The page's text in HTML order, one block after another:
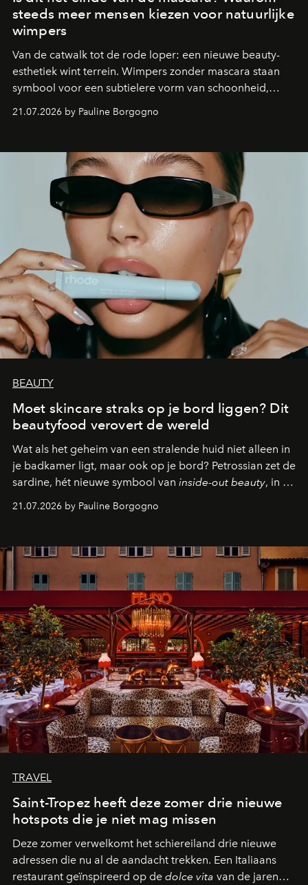
steeds meer mensen kiezen voor natuurlijke
wimpers
Van de catwalk tot de rode loper: een nieuwe beauty-
esthetiek wint terrein. Wimpers zonder mascara staan
symbool voor een subtielere vorm van schoonheid,
waarin zelfvertrouwen belangrijker is dan een overvloed
aan make-up.
21.07.2026 by Pauline Borgogno
BEAUTY
Moet skincare straks op je bord liggen? Dit
beautyfood verovert de wereld
Wat als het geheim van een stralende huid niet alleen in
je badkamer ligt, maar ook op je bord? Petrossian zet de
sardine, hét nieuwe symbool van inside-out beauty, in de
kijker met twee gastronomische creaties.
21.07.2026 by Pauline Borgogno
TRAVEL
Saint-Tropez heeft deze zomer drie nieuwe
hotspots die je niet mag missen
Deze zomer verwelkomt het schiereiland drie nieuwe
adressen die nu al de aandacht trekken. Een Italiaans
restaurant geïnspireerd op de dolce vita van de jaren